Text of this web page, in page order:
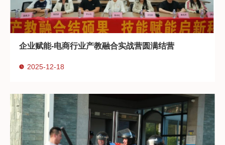
企业赋能-电商行业产教融合实战营圆满结营
2025-12-18